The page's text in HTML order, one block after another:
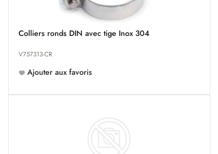
Colliers ronds DIN avec tige Inox 304
V757313-CR
Ajouter aux favoris